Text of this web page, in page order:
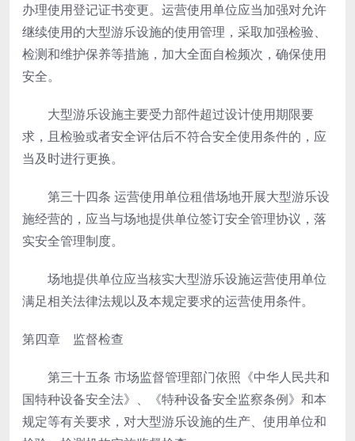
办理使用登记证书变更。运营使用单位应当加强对允许
继续使用的大型游乐设施的使用管理，采取加强检验、
检测和维护保养等措施，加大全面自检频次，确保使用
安全。
大型游乐设施主要受力部件超过设计使用期限要
求，且检验或者安全评估后不符合安全使用条件的，应
当及时进行更换。
第三十四条 运营使用单位租借场地开展大型游乐设
施经营的，应当与场地提供单位签订安全管理协议，落
实安全管理制度。
场地提供单位应当核实大型游乐设施运营使用单位
满足相关法律法规以及本规定要求的运营使用条件。
第四章 监督检查
第三十五条 市场监督管理部门依照《中华人民共和
国特种设备安全法》、《特种设备安全监察条例》和本
规定等有关要求，对大型游乐设施的生产、使用单位和